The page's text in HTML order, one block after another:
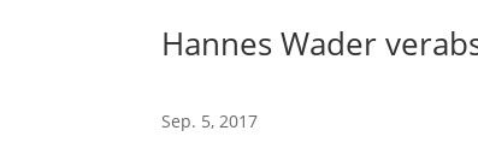
Hannes Wader
Sep. 5, 2017